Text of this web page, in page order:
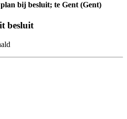
plan bij besluit; te Gent (Gent)
besluit